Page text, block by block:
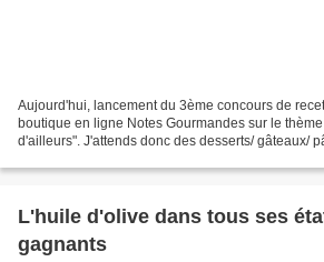
Aujourd'hui, lancement du 3ème concours de
boutique en ligne Notes Gourmandes sur le
d'ailleurs". J'attends donc des desserts/ gâteaux/
L'huile d'olive dans tous ses
gagnants